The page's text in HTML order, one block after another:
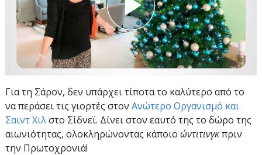
Για τη Σάρον, δεν υπάρχει τίποτα το καλύτερο από το
να περάσει τις γιορτές στον Ανώτερο Οργανισμό και
Σαιντ Χιλστο Σίδνεϊ. Δίνει στον εαυτό της το δώρο της
αιωνιότητας, ολοκληρώνοντας κάποιο ώντιτινγκπριν
την Πρωτοχρονιά!